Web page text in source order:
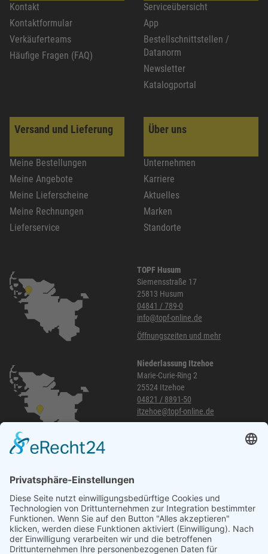
Kontakt
Kontaktformular
Verkäuferteams
Häufige Fragen (FAQ)
Serviceübersicht
App
Bestellschnittstellen /
Datanorm
Newsletter
Katalogportal
Versand und Lieferung
Meine Bestellungen
Meine Angebote
Meine Lieferscheine
Meine Rechnungen
Lieferservice
Über uns
Unternehmen
Karriere
Aktuelles
Marken
Standorte
TOPF Husum
Siemensstraße 17
25813 Husum
04841 / 789-0
info@topf-online.de
Öffnungszeiten und mehr
Niederlassung Itzehoe
Marie-Curie-Ring 2
25524 Itzehoe
04821 / 8891-50
itzehoe@topf-online.de
040 / 21 04 04 04-04
glinde@topf-online.de
Öffnungszeiten und mehr